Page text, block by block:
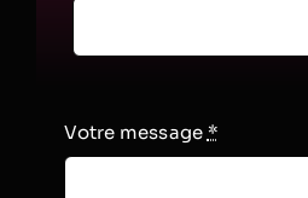
Votre message *